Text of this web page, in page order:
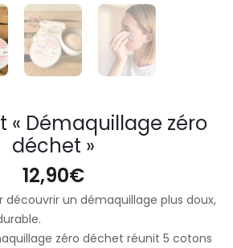
« Démaquillage zéro
déchet »
12,90€
un démaquillage plus doux,
zéro déchet réunit 5 cotons